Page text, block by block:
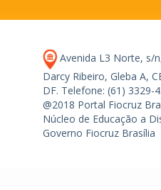
Avenida L3 Norte, s/
Darcy Ribeiro, Gleba A,
DF. Telefone: (61) 3329-
@2018 Portal Fiocruz
Núcleo de Educação a
Governo Fiocruz Brasília